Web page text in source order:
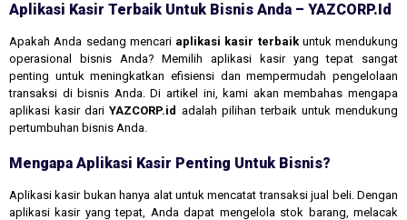
Aplikasi Kasir Terbaik Untuk Bisnis Anda – YAZCORP.id
Apakah Anda sedang mencari aplikasi kasir terbaikuntuk mendukung
operasional bisnis Anda? Memilih aplikasi kasir yang tepat sangat
penting untuk meningkatkan efisiensi dan mempermudah pengelolaan
transaksi di bisnis Anda. Di artikel ini, kami akan membahas mengapa
aplikasi kasir dariYAZCORP.id adalah pilihan terbaik untuk mendukung
pertumbuhan bisnis Anda.
Mengapa Aplikasi Kasir Penting Untuk Bisnis?
Aplikasi kasir bukan hanya alat untuk mencatat transaksi jual beli. Dengan
aplikasi kasir yang tepat, Anda dapat mengelola stok barang, melacak